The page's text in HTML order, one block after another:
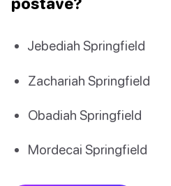
Jebediah Springfield
Zachariah Springfield
Obadiah Springfield
Mordecai Springfield